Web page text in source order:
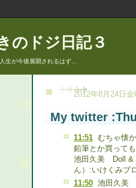
のドジ日記３
生が今後展開されるはず…
2012年8月24日金
My twitter
11:51 むちゃ懐
鉛筆とか買って
池田久美 Doll &
ん）:いけくみブ
11:50 池田久美